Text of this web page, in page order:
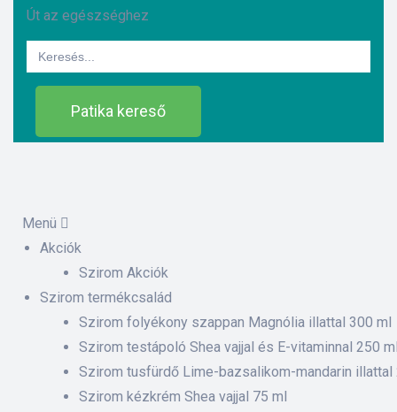
Út az egészséghez
for:
Patika kereső
Menü
Akciók
Szirom Akciók
Szirom termékcsalád
Szirom folyékony szappan Magnólia illattal 300 ml
Szirom testápoló Shea vajjal és E-vitaminnal 250
Szirom tusfürdő Lime-bazsalikom-mandarin illattal
Szirom kézkrém Shea vajjal 75 ml